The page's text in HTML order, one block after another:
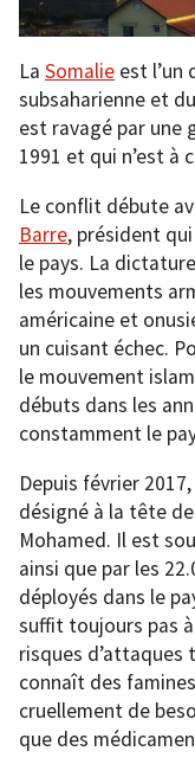
La Somalie est l’un
subsaharienne et
est ravagé par une
1991 et qui n’est à
Le conflit débute
Barre, président
le pays. La
les mouvements
américaine et
un cuisant échec.
le mouvement
débuts dans les
constamment le
Depuis février
désigné à la tête
Mohamed. Il est
ainsi que par les
déployés dans le
suffit toujours pas
risques d’attaques
connaît des
cruellement de
que des